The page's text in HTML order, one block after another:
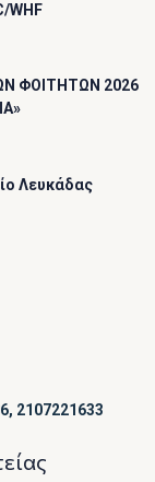
WHF
ΦΟΙΤΗΤΩΝ 2026
Λευκάδας
2107221633